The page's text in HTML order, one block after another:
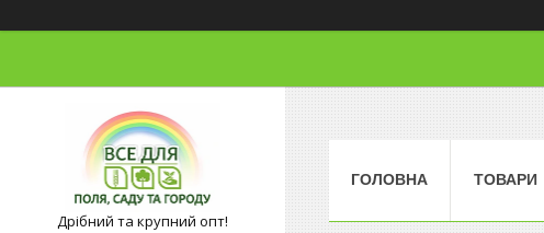
Дрібний та крупний опт!
ГОЛОВНА ТОВАРИ